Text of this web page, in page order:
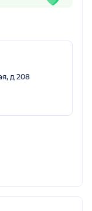
д 208